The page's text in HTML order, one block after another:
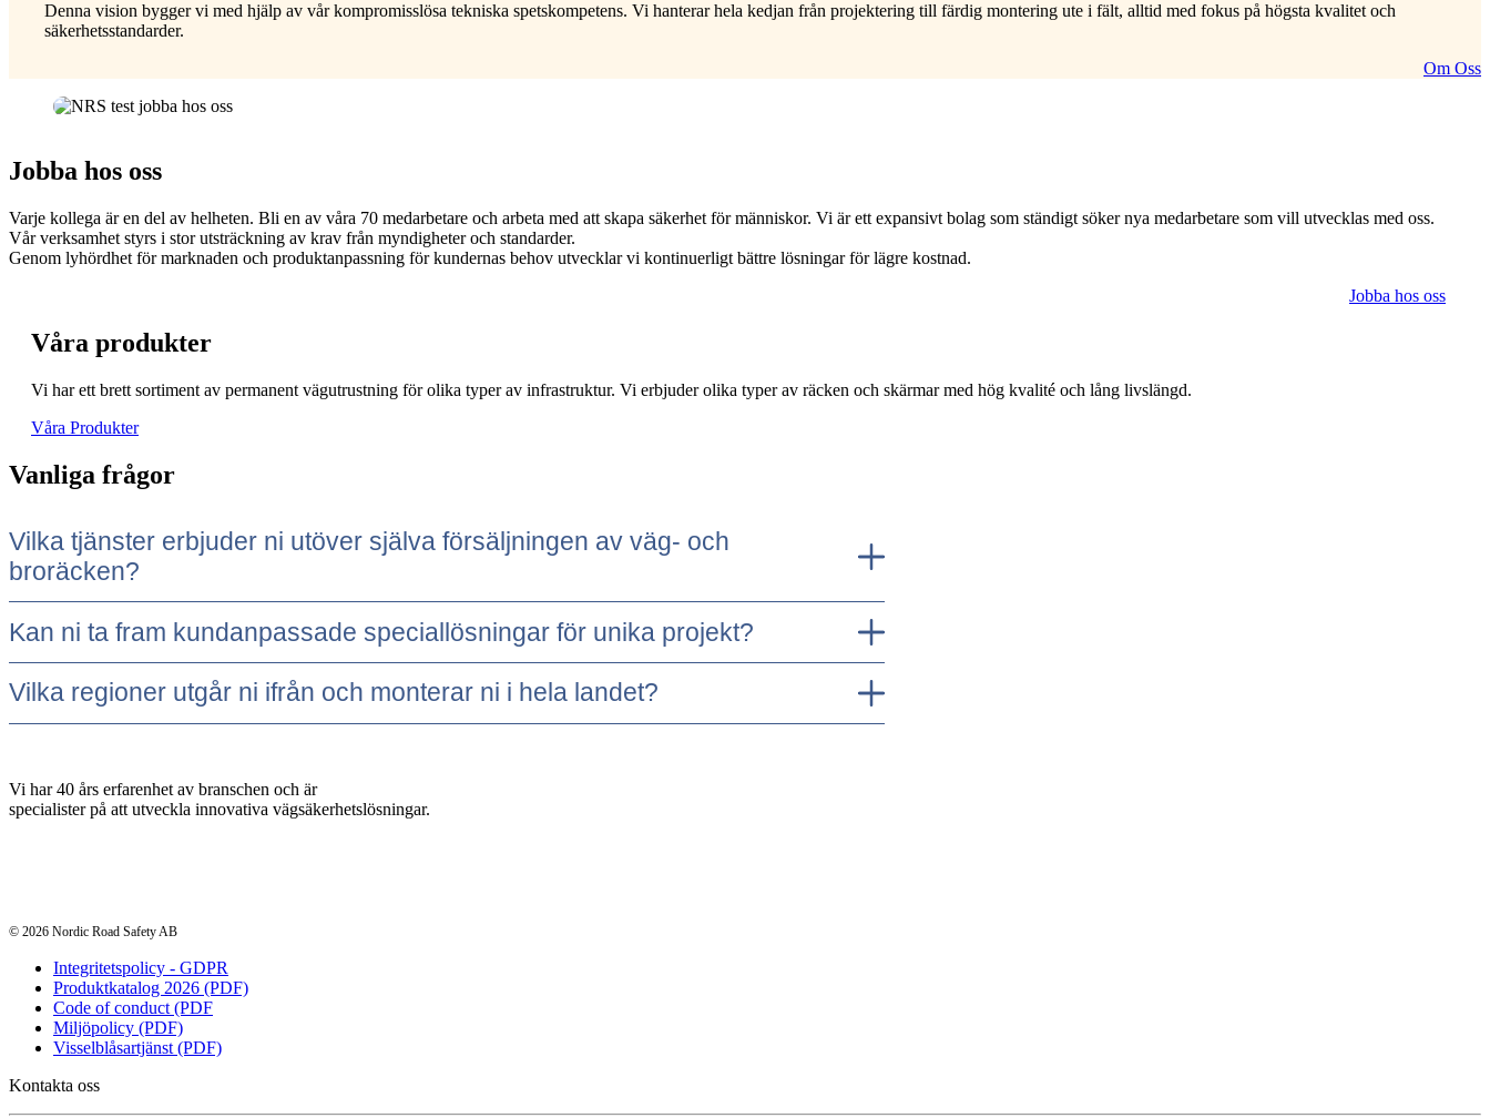
Denna vision bygger vi med hjälp av vår kompromisslösa tekniska spetskompetens. Vi hanterar hela kedjan från projektering till färdig montering ute i fält, alltid med fokus på högsta kvalitet och
säkerhetsstandarder.
Om Oss
Jobba hos oss
Varje kollega är en del av helheten. Bli en av våra 70 medarbetare och arbeta med att skapa säkerhet för människor. Vi är ett expansivt bolag som ständigt söker nya medarbetare som vill utvecklas med oss.
Vår verksamhet styrs i stor utsträckning av krav från myndigheter och standarder.
Genom lyhördhet för marknaden och produktanpassning för kundernas behov utvecklar vi kontinuerligt bättre lösningar för lägre kostnad.
Jobba hos oss
Våra produkter
Vi har ett brett sortiment av permanent vägutrustning för olika typer av infrastruktur. Vi erbjuder olika typer av räcken och skärmar med hög kvalité och lång livslängd.
Våra Produkter
Vanliga frågor
Vilka tjänster erbjuder ni utöver själva försäljningen av väg- och
broräcken?
Kan ni ta fram kundanpassade speciallösningar för unika projekt?
Vilka regioner utgår ni ifrån och monterar ni i hela landet?
Vi har 40 års erfarenhet av branschen och är
specialister på att utveckla innovativa vägsäkerhetslösningar.
© 2026 Nordic Road Safety AB
Integritetspolicy - GDPR
Produktkatalog 2026 (PDF)
Code of conduct (PDF
Miljöpolicy (PDF)
Visselblåsartjänst (PDF)
Kontakta oss